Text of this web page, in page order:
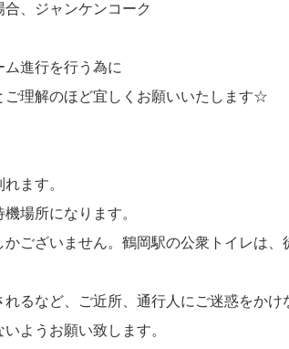
合、ジャンケンコーク
ム進行を行う為に
ご理解のほど宜しくお願いいたします☆
ます。
場所になります。
かございません。鶴岡駅の公衆トイレは、
るなど、ご近所、通行人にご迷惑をかけ
ようお願い致します。